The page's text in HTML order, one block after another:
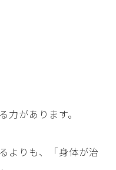
力があります。
よりも、「身体が治